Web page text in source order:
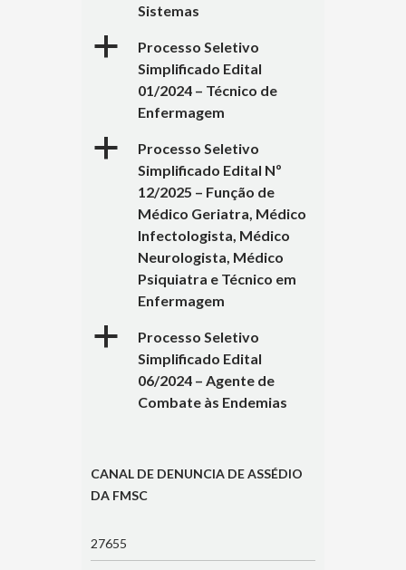
Sistemas
a
Processo Seletivo
Simplificado Edital
01/2024 – Técnico de
Enfermagem
a
Processo Seletivo
Simplificado Edital Nº
12/2025 – Função de
Médico Geriatra, Médico
Infectologista, Médico
Neurologista, Médico
Psiquiatra e Técnico em
Enfermagem
a
Processo Seletivo
Simplificado Edital
06/2024 – Agente de
Combate às Endemias
CANAL DE DENUNCIA DE ASSÉDIO
DA FMSC
27655